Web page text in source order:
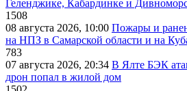
Геленджике, Кабардинке и
1508
08 августа 2026, 10:00 Пожары и
на НПЗ в Самарской области и на
783
07 августа 2026, 20:34 В Ялте БЭК
дрон попал в жилой дом